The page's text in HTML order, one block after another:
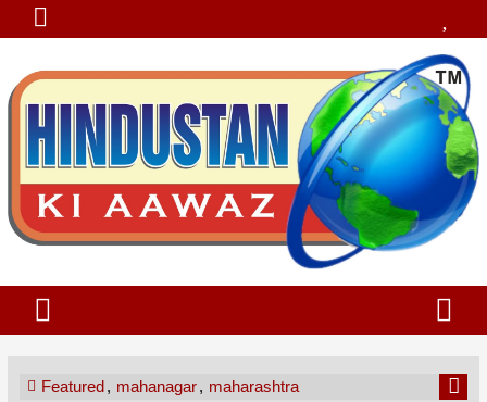
Featured, mahanagar, maharashtra